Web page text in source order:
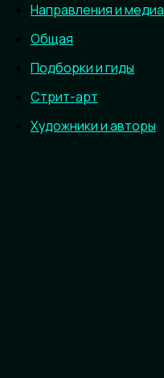
Направления и медиа
Общая
Подборки и гиды
Стрит-арт
Художники и авторы